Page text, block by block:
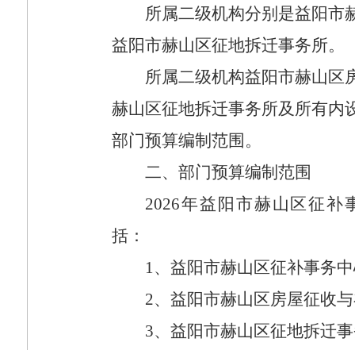
所属二级机构分别是益阳市
益阳市赫山区征地拆迁事务所。
所属二级机构益阳市赫山区
赫山区征地拆迁事务所及所有内
部门预算编制范围。
二、部门预算编制范围
2026年益阳市赫山区征补
括：
1、益阳市赫山区征补事务
2、益阳市赫山区房屋征收
3、益阳市赫山区征地拆迁